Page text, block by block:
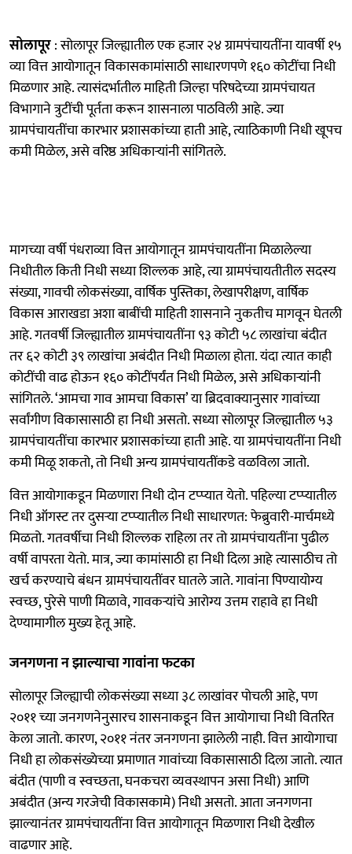
सोलापूर: सोलापूर जिल्ह्यातील एक हजार २४ ग्रामपंचायतींना यावर्षी १५
व्या वित्त आयोगातून विकासकामांसाठी साधारणपणे १६० कोटींचा निधी
मिळणार आहे. त्यासंदर्भातील माहिती जिल्हा परिषदेच्या ग्रामपंचायत
विभागाने त्रुटींची पूर्तता करून शासनाला पाठविली आहे. ज्या
ग्रामपंचायतींचा कारभार प्रशासकांच्या हाती आहे, त्याठिकाणी निधी खूपच
कमी मिळेल, असे वरिष्ठ अधिकाऱ्यांनी सांगितले.
मागच्या वर्षी पंधराव्या वित्त आयोगातून ग्रामपंचायतींना मिळालेल्या
निधीतील किती निधी सध्या शिल्लक आहे, त्या ग्रामपंचायतीतील सदस्य
संख्या, गावची लोकसंख्या, वार्षिक पुस्तिका, लेखापरीक्षण, वार्षिक
विकास आराखडा अशा बाबींची माहिती शासनाने नुकतीच मागवून घेतली
आहे. गतवर्षी जिल्ह्यातील ग्रामपंचायतींना ९३ कोटी ५८ लाखांचा बंदीत
तर ६२ कोटी ३९ लाखांचा अबंदीत निधी मिळाला होता. यंदा त्यात काही
कोटींची वाढ होऊन १६० कोटींपर्यंत निधी मिळेल, असे अधिकाऱ्यांनी
सांगितले. ‘आमचा गाव आमचा विकास’ या ब्रिदवाक्यानुसार गावांच्या
सर्वांगीण विकासासाठी हा निधी असतो. सध्या सोलापूर जिल्ह्यातील ५३
ग्रामपंचायतींचा कारभार प्रशासकांच्या हाती आहे. या ग्रामपंचायतींना निधी
कमी मिळू शकतो, तो निधी अन्य ग्रामपंचायतींकडे वळविला जातो.
वित्त आयोगाकडून मिळणारा निधी दोन टप्प्यात येतो. पहिल्या टप्प्यातील
निधी ऑगस्ट तर दुसऱ्या टप्प्यातील निधी साधारणत: फेब्रुवारी-मार्चमध्ये
मिळतो. गतवर्षीचा निधी शिल्लक राहिला तर तो ग्रामपंचायतींना पुढील
वर्षी वापरता येतो. मात्र, ज्या कामांसाठी हा निधी दिला आहे त्यासाठीच तो
खर्च करण्याचे बंधन ग्रामपंचायतींवर घातले जाते. गावांना पिण्यायोग्य
स्वच्छ, पुरेसे पाणी मिळावे, गावकऱ्यांचे आरोग्य उत्तम राहावे हा निधी
देण्यामागील मुख्य हेतू आहे.
जनगणना न झाल्याचा गावांना फटका
सोलापूर जिल्ह्याची लोकसंख्या सध्या ३८ लाखांवर पोचली आहे, पण
२०११ च्या जनगणनेनुसारच शासनाकडून वित्त आयोगाचा निधी वितरित
केला जातो. कारण, २०११ नंतर जनगणना झालेली नाही. वित्त आयोगाचा
निधी हा लोकसंख्येच्या प्रमाणात गावांच्या विकासासाठी दिला जातो. त्यात
बंदीत (पाणी व स्वच्छता, घनकचरा व्यवस्थापन असा निधी) आणि
अबंदीत (अन्य गरजेची विकासकामे) निधी असतो. आता जनगणना
झाल्यानंतर ग्रामपंचायतींना वित्त आयोगातून मिळणारा निधी देखील
वाढणार आहे.